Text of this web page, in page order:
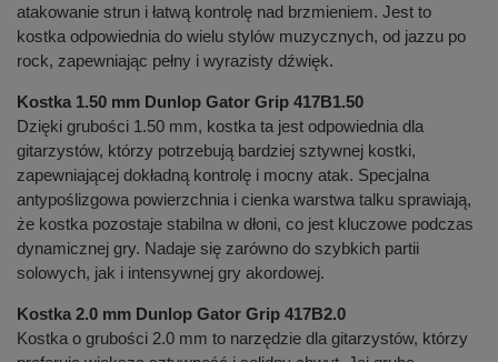
atakowanie strun i łatwą kontrolę nad brzmieniem. Jest to
kostka odpowiednia do wielu stylów muzycznych, od jazzu po
rock, zapewniając pełny i wyrazisty dźwięk.
Kostka 1.50 mm Dunlop Gator Grip 417B1.50
Dzięki grubości 1.50 mm, kostka ta jest odpowiednia dla
gitarzystów, którzy potrzebują bardziej sztywnej kostki,
zapewniającej dokładną kontrolę i mocny atak. Specjalna
antypoślizgowa powierzchnia i cienka warstwa talku sprawiają,
że kostka pozostaje stabilna w dłoni, co jest kluczowe podczas
dynamicznej gry. Nadaje się zarówno do szybkich partii
solowych, jak i intensywnej gry akordowej.
Kostka 2.0 mm Dunlop Gator Grip 417B2.0
Kostka o grubości 2.0 mm to narzędzie dla gitarzystów, którzy